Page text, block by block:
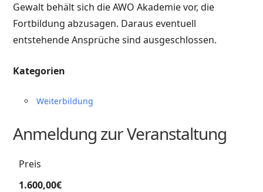
Gewalt behält sich die AWO Akademie vor, die
Fortbildung abzusagen. Daraus eventuell
entstehende Ansprüche sind ausgeschlossen.
Kategorien
Weiterbildung
Anmeldung zur Veranstaltung
Preis
1.600,00€